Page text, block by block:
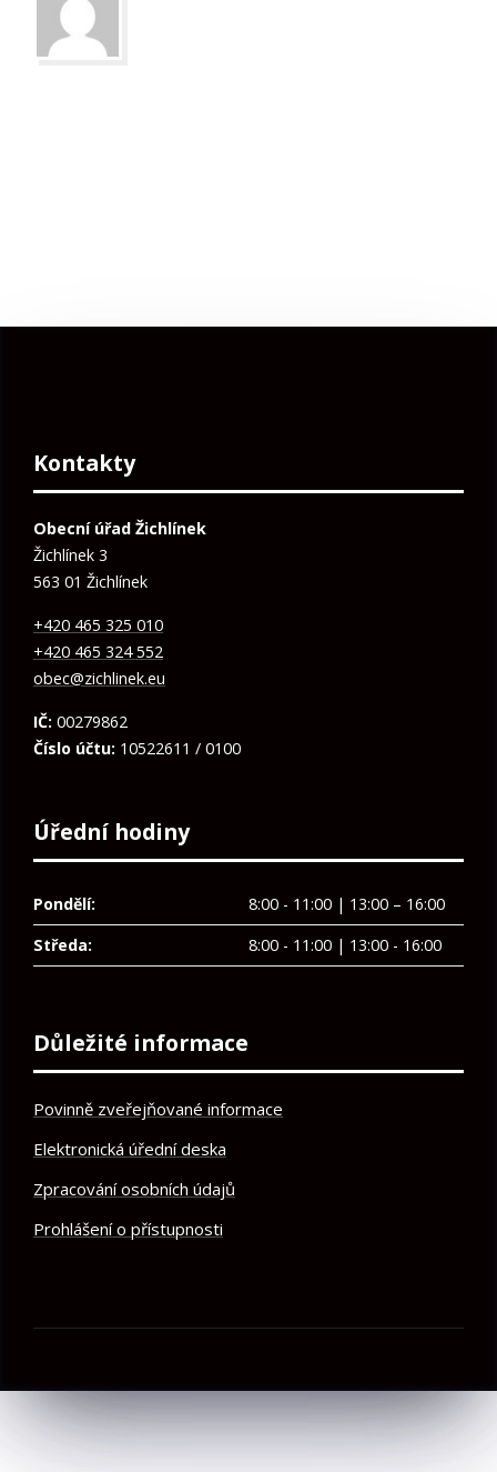
Kontakty
Obecní úřad Žichlínek
Žichlínek 3
563 01 Žichlínek
+420 465 325 010
+420 465 324 552
obec@zichlinek.eu
IČ: 00279862
Číslo účtu: 10522611 / 0100
Úřední hodiny
Pondělí:
8:00 - 11:00 | 13:00 – 16:00
Středa:
8:00 - 11:00 | 13:00 - 16:00
Důležité informace
Povinně zveřejňované informace
Elektronická úřední deska
Zpracování osobních údajů
Prohlášení o přístupnosti